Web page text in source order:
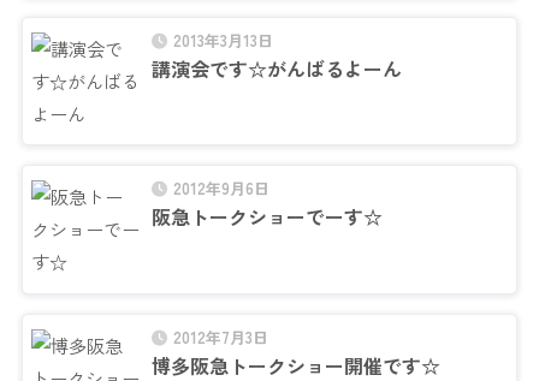
2013年3月13日
講演会です☆がんばるよーん
2012年9月6日
阪急トークショーでーす☆
2012年7月3日
博多阪急トークショー開催です☆